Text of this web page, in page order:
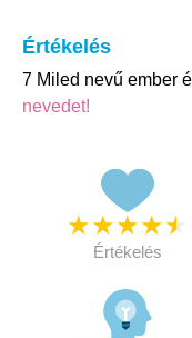
Értékelés
7 Miled nevű ember
nevedet!
★★★★★
Értékelés